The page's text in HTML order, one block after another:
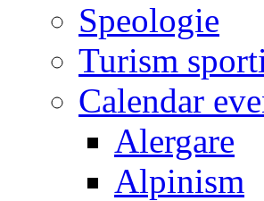
Speologie
Turism
Calendar
Alergare
Alpinism